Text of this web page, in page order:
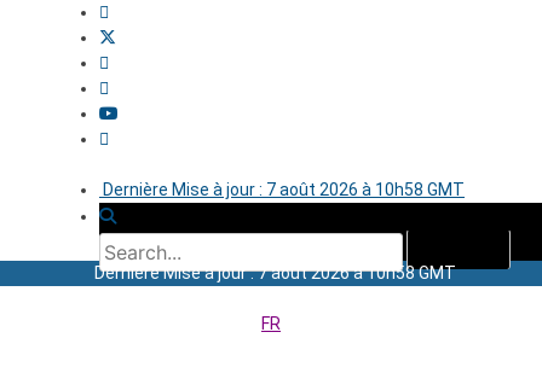
Dernière Mise à jour : 7 août 2026 à 10h58 GMT
Dernière Mise à jour : 7 août 2026 à 10h58 GMT
FR